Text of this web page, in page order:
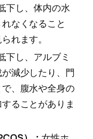
下し、体内の水
なくなること
れます。
下し、アルブミ
減少したり、門
、腹水や全身の
ることがありま